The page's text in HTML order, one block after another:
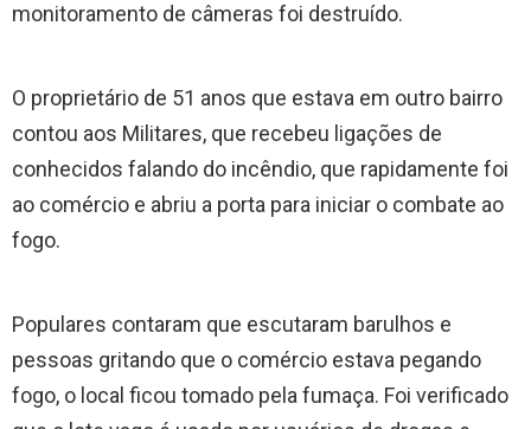
monitoramento de câmeras foi destruído.
O proprietário de 51 anos que estava em outro bairro
contou aos Militares, que recebeu ligações de
conhecidos falando do incêndio, que rapidamente foi
ao comércio e abriu a porta para iniciar o combate ao
fogo.
Populares contaram que escutaram barulhos e
pessoas gritando que o comércio estava pegando
fogo, o local ficou tomado pela fumaça. Foi verificado